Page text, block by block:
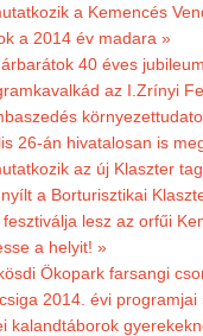
a Kemencés
a 2014 év madara »
40 éves
az I.Zrínyi
26-án hivatalosan is
az új Klaszter
a Borturisztikai
fesztiválja lesz az orfűi
a helyit! »
Ökopark farsangi
2014. évi programjai
kalandtáborok